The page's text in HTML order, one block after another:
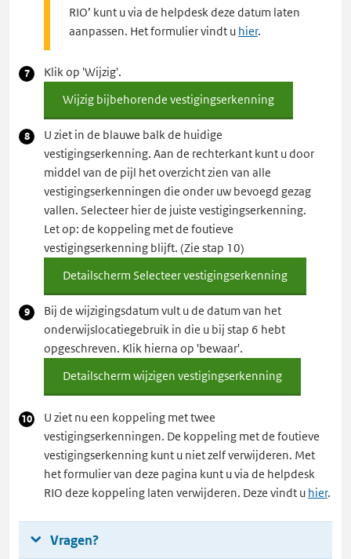
RIO’ kunt u via de helpdesk deze datum laten
aanpassen. Het formulier vindt u hier.
Klik op 'Wijzig'.
Wijzig bijbehorende vestigingserkenning
U ziet in de blauwe balk de huidige
vestigingserkenning. Aan de rechterkant kunt u door
middel van de pijl het overzicht zien van alle
vestigingserkenningen die onder uw bevoegd gezag
vallen. Selecteer hier de juiste vestigingserkenning.
Let op: de koppeling met de foutieve
vestigingserkenning blijft. (Zie stap 10)
Detailscherm Selecteer vestigingserkenning
Bij de wijzigingsdatum vult u de datum van het
onderwijslocatiegebruik in die u bij stap 6 hebt
opgeschreven. Klik hierna op 'bewaar'.
Detailscherm wijzigen vestigingserkenning
U ziet nu een koppeling met twee
vestigingserkenningen. De koppeling met de foutieve
vestigingserkenning kunt u niet zelf verwijderen. Met
het formulier van deze pagina kunt u via de helpdesk
RIO deze koppeling laten verwijderen. Deze vindt u hier.
Vragen?